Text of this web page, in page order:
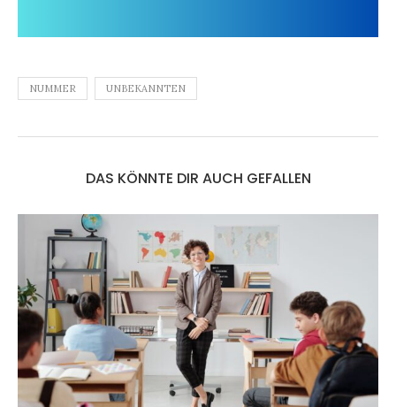
NUMMER UNBEKANNTEN
DAS KÖNNTE DIR AUCH GEFALLEN